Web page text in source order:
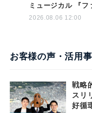
ミュージカル 『フ
2026.08.06 12:00
お客様の声・活用
戦略
スリ
好循